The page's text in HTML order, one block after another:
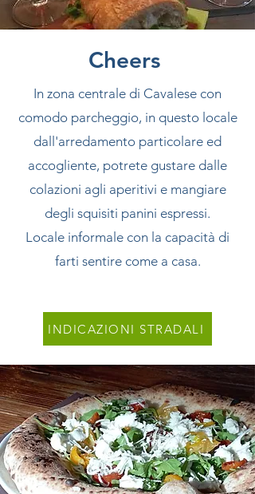
Cheers
In zona centrale di Cavalese con
comodo parcheggio, in questo locale
dall'arredamento particolare ed
accogliente, potrete gustare dalle
colazioni agli aperitivi e mangiare
degli squisiti panini espressi.
Locale informale con la capacità di
farti sentire come a casa.
INDICAZIONI STRADALI